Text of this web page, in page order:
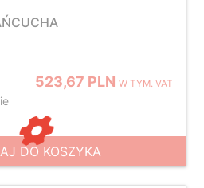
523,67 PLNW TYM. VAT
DO KOSZYKA